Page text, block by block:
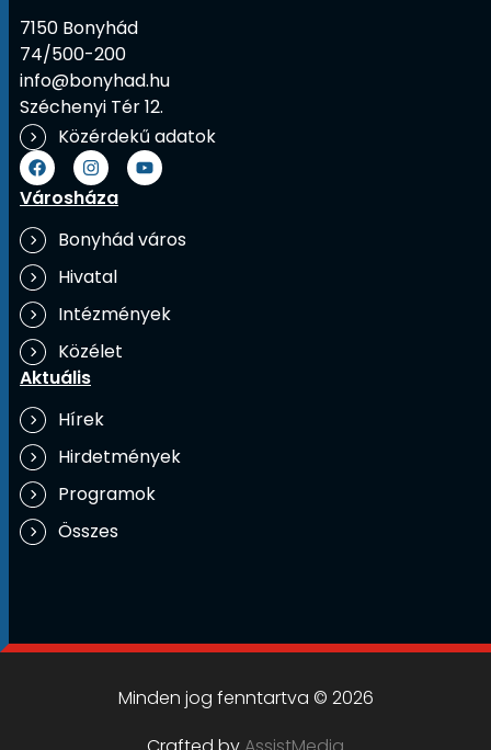
7150 Bonyhád
74/500-200
info@bonyhad.hu
Széchenyi Tér 12.
Közérdekű adatok
Városháza
Bonyhád város
Hivatal
Intézmények
Közélet
Aktuális
Hírek
Hirdetmények
Programok
Összes
Minden jog fenntartva © 2026